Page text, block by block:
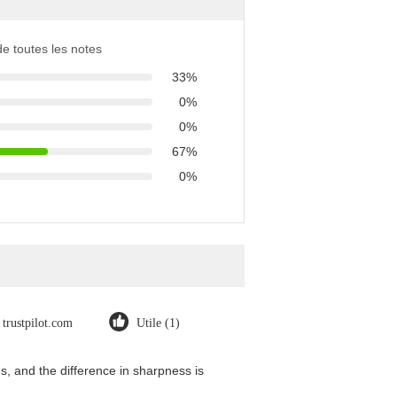
toutes les notes
33%
0%
0%
67%
0%
trustpilot.com Utile (1)
and the difference in sharpness is